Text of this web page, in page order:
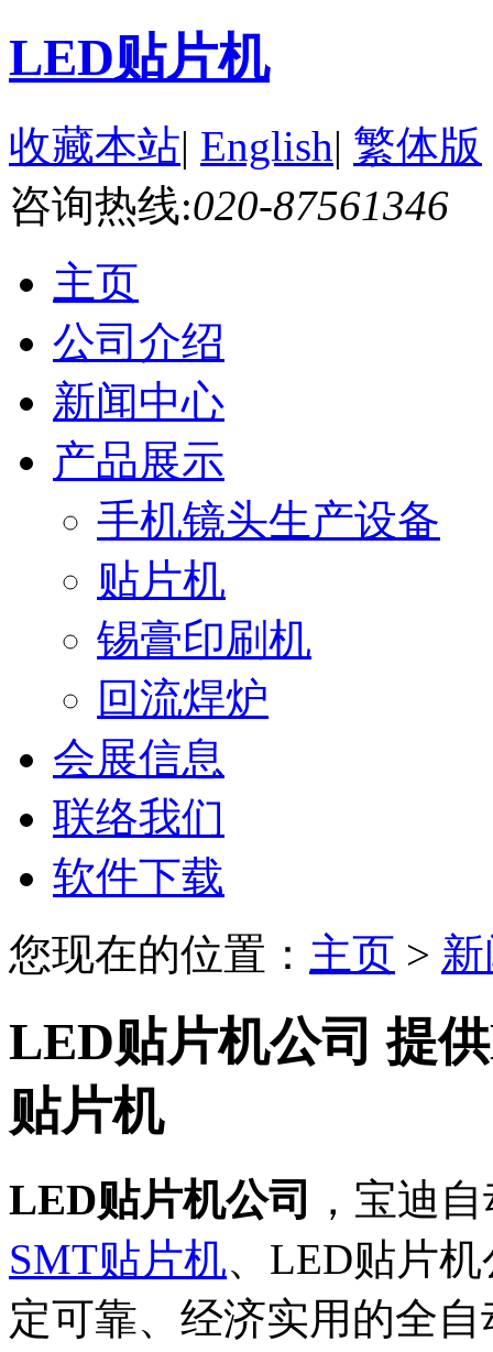
LED贴片机
收藏本站| English| 繁体版
咨询热线:020-87561346
主页
公司介绍
新闻中心
产品展示
手机镜头生产设备
贴片机
锡膏印刷机
回流焊炉
会展信息
联络我们
软件下载
您现在的位置： 主页 >
LED贴片机公司 提
贴片机
LED贴片机公司
，宝迪
SMT贴片机、LED贴片
定可靠、经济实用的全